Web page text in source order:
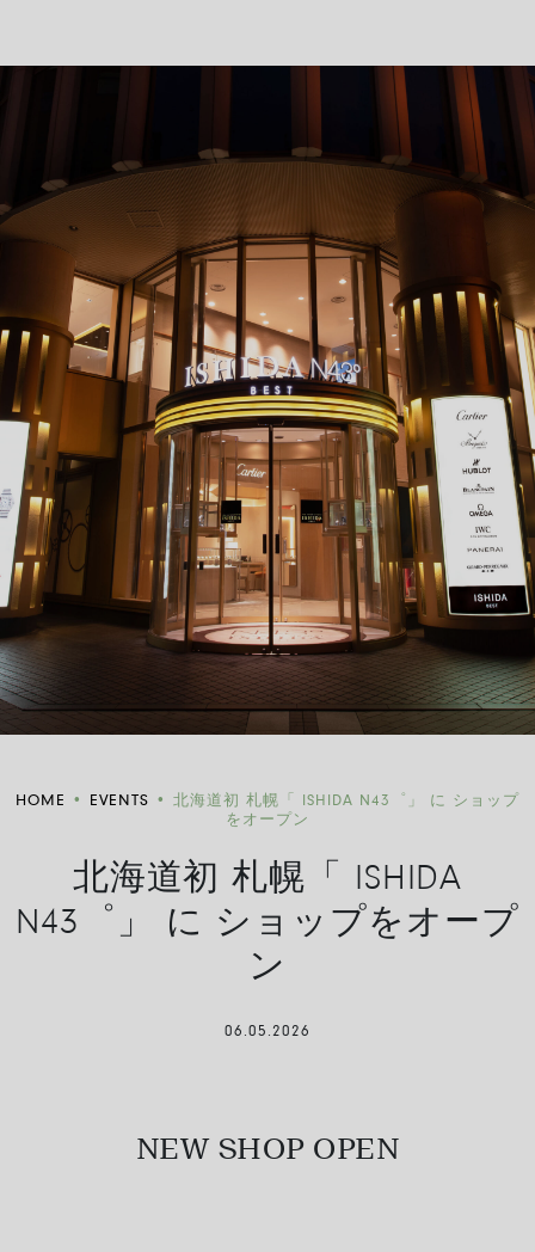
HOME • EVENTS • 北海道初 札幌「 ISHIDA N43゜」 に ショップ
をオープン
北海道初 札幌「 ISHIDA
N43゜」 に ショップをオープ
ン
06.05.2026
NEW SHOP OPEN